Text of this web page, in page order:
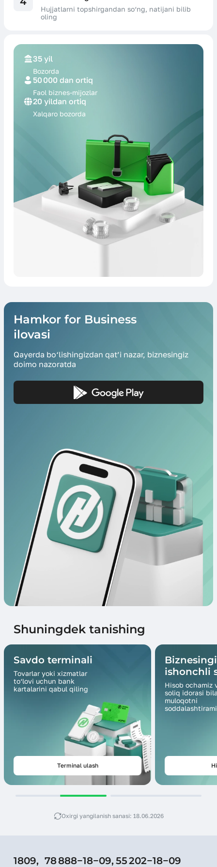
Hujjatlarni topshirgandan so‘ng, natijani bilib
oling
35 yil
Bozorda
50 000 dan ortiq
Faol biznes-mijozlar
20 yildan ortiq
Xalqaro bozorda
Hamkor for Business
ilovasi
Qayerda bo‘lishingizdan qat’i nazar, biznesingiz
doimo nazoratda
Shuningdek tanishing
Savdo terminali
Tovarlar yoki xizmatlar
to‘lovi uchun bank
kartalarini qabul qiling
Terminal ulash
ishonchli
Hisob ochamiz
soliq idorasi
muloqotni
Oxirgi yangilanish sanasi: 18.06.2026
1809, 78 888−18−09, 55 202−18−09